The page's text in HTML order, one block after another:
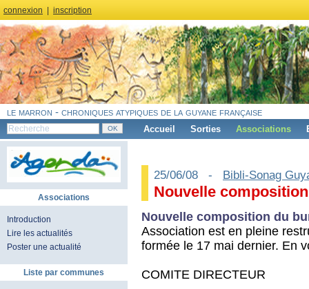
connexion inscription
le marron - chroniques atypiques de la guyane française
Accueil Sorties Associations
Associations
Introduction
Lire les actualités
Poster une actualité
Liste par communes
25/06/08 - Bibli-Sonag
Nouvelle
Nouvelle composition du
Association est en pleine
formée le 17 mai dernier. En
COMITE DIRECTEUR